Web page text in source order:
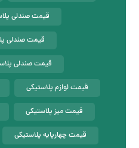
قیمت صندلی
قیمت صندلی
قیمت صندلی
قیمت لوازم پلاستیکی
قیمت میز پلاستیکی
قیمت چهارپایه پلاستیکی